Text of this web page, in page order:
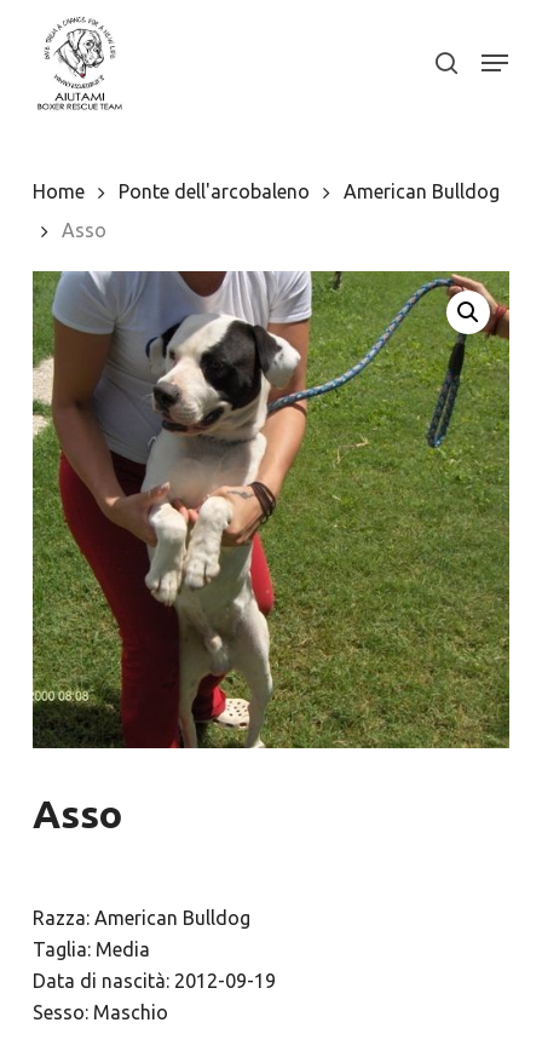
content
search
Menu
Home Ponte dell'arcobaleno
American Bulldog
Asso
Asso
Razza: American Bulldog
Taglia: Media
Data di nascità: 2012-09-19
Sesso: Maschio
Close